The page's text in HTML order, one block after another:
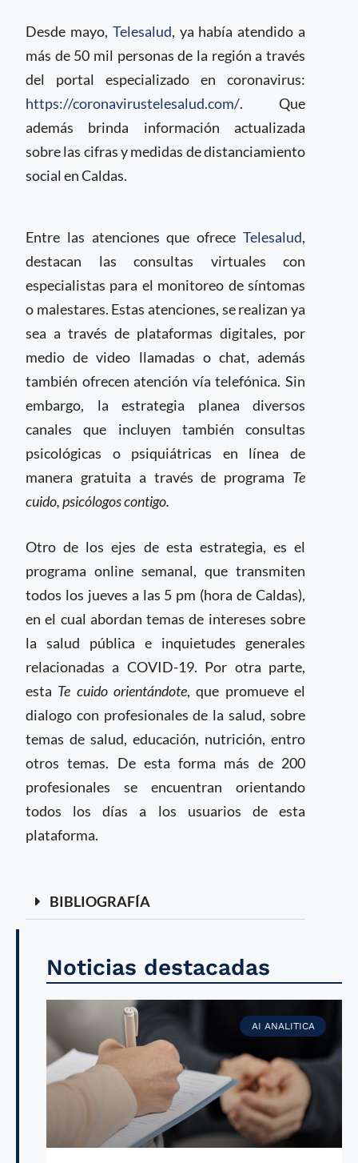
Desde mayo, Telesalud, ya había atendido a
más de 50 mil personas de la región a través
del portal especializado en coronavirus:
https://coronavirustelesalud.com/. Que
además brinda información actualizada
sobre las cifras y medidas de distanciamiento
social en Caldas.
Entre las atenciones que ofrece Telesalud,
destacan las consultas virtuales con
especialistas para el monitoreo de síntomas
o malestares. Estas atenciones, se realizan ya
sea a través de plataformas digitales, por
medio de video llamadas o chat, además
también ofrecen atención vía telefónica. Sin
embargo, la estrategia planea diversos
canales que incluyen también consultas
psicológicas o psiquiátricas en línea de
manera gratuita a través de programa Te
cuido, psicólogos contigo.
Otro de los ejes de esta estrategia, es el
programa online semanal, que transmiten
todos los jueves a las 5 pm (hora de Caldas),
en el cual abordan temas de intereses sobre
la salud pública e inquietudes generales
relacionadas a COVID-19. Por otra parte,
esta Te cuido orientándote, que promueve el
dialogo con profesionales de la salud, sobre
temas de salud, educación, nutrición, entro
otros temas. De esta forma más de 200
profesionales se encuentran orientando
todos los días a los usuarios de esta
plataforma.
BIBLIOGRAFÍA
Noticias destacadas
AI ANALITICA